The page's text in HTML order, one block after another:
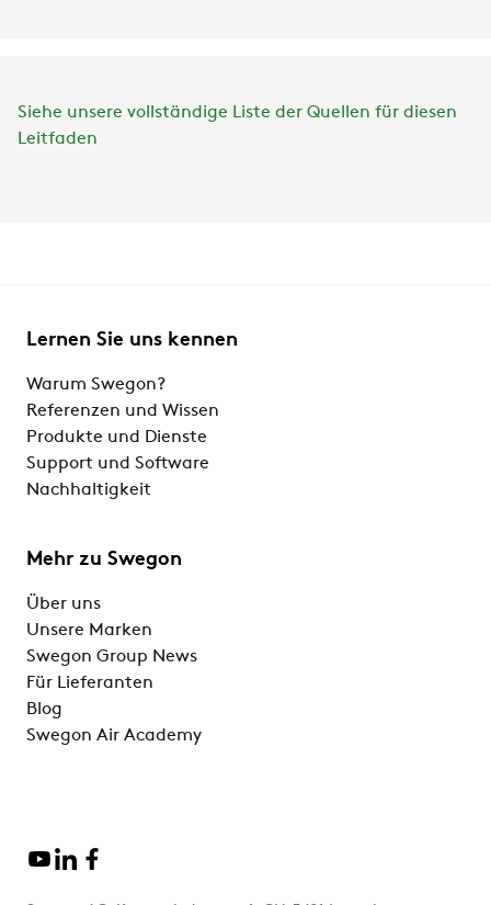
Siehe unsere vollständige Liste der Quellen für diesen
Leitfaden
Lernen Sie uns kennen
Warum Swegon?
Referenzen und Wissen
Produkte und Dienste
Support und Software
Nachhaltigkeit
Mehr zu Swegon
Über uns
Unsere Marken
Swegon Group News
Für Lieferanten
Blog
Swegon Air Academy